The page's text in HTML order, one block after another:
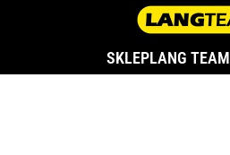
SKLEPLANG TEAM